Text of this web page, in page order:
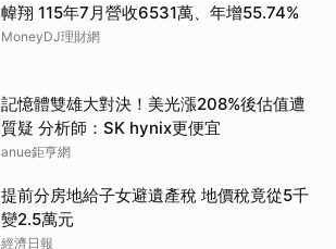
幃翔 115年7月營收6531萬、年增55.74%
MoneyDJ理財網
記憶體雙雄大對決！美光漲208%後估值遭
質疑 分析師：SK hynix更便宜
anue鉅亨網
提前分房地給子女避遺產稅 地價稅竟從5千
變2.5萬元
經濟日報